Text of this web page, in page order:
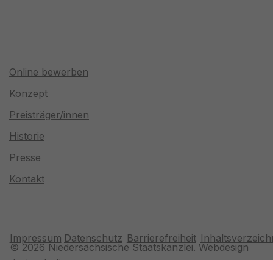
Online bewerben
Konzept
Preisträger/innen
Historie
Presse
Kontakt
© 2026 Niedersächsische Staatskanzlei. Webdesign
Impressum Datenschutz Barrierefreiheit